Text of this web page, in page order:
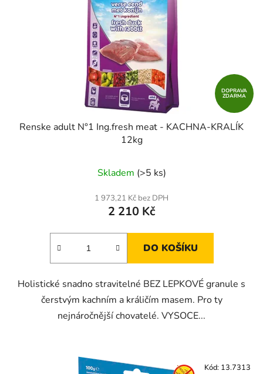
DOPRAVA
ZDARMA
Renske adult N°1 Ing.fresh meat - KACHNA-KRALÍK
12kg
Skladem (>5 ks)
1 973,21 Kč bez DPH
2 210 Kč
DO KOŠÍKU
Holistické snadno stravitelné BEZ LEPKOVÉ granule s
čerstvým kachním a králičím masem. Pro ty
nejnáročnější chovatelé. VYSOCE...
Kód: 13.7313